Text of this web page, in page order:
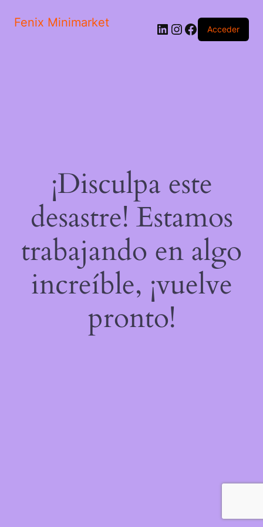
Fenix Minimarket LinkedIn
Instagram
Facebook
Acceder
¡Disculpa este
desastre! Estamos
trabajando en algo
increíble, ¡vuelve
pronto!